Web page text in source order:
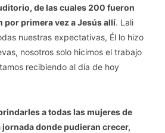
de las cuales 200 fueron
primera vez a Jesús allí. Lali
nuestras expectativas, Él lo hizo
nosotros solo hicimos el trabajo
recibiendo al día de hoy
a todas las mujeres de
donde pudieran crecer,